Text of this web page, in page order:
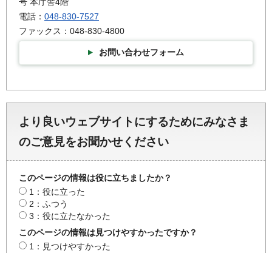
電話： 048-830-7527
ファックス：048-830-4800
お問い合わせフォーム
より良いウェブサイトにするためにみなさま
のご意見をお聞かせください
このページの情報は役に立ちましたか？
1：役に立った
2：ふつう
3：役に立たなかった
このページの情報は見つけやすかったですか？
1：見つけやすかった